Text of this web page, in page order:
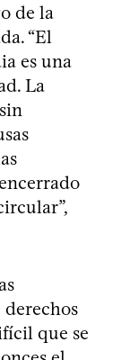
de la
“El
es una
La
que se